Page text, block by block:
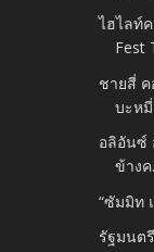
ไฮไลท์
Fest
ชายสี่ ค
บะหมี่
อลิอันซ์
ข้างค
“ซัมมิท
รัฐมนต